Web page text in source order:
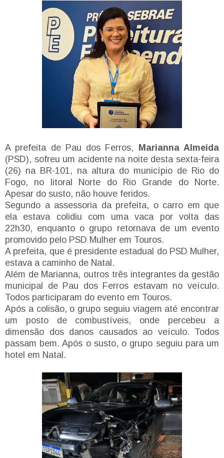
A prefeita de Pau dos Ferros,
Marianna Almeida
(PSD), sofreu um acidente na noite desta sexta-feira
(26) na BR-101, na altura do município de Rio do
Fogo, no litoral Norte do Rio Grande do Norte.
Apesar do susto, não houve feridos.
Segundo a assessoria da prefeita, o carro em que
ela estava colidiu com uma vaca por volta das
22h30, enquanto o grupo retornava de um evento
promovido pelo PSD Mulher em Touros.
A prefeita, que é presidente estadual do PSD Mulher,
estava a caminho de Natal.
Além de Marianna, outros três integrantes da gestão
municipal de Pau dos Ferros estavam no veículo.
Todos participaram do evento em Touros.
Após a colisão, o grupo seguiu viagem até encontrar
um posto de combustíveis, onde percebeu a
dimensão dos danos causados ao veículo. Todos
passam bem. Após o susto, o grupo seguiu para um
hotel em Natal.